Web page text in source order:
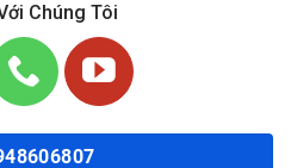
Chúng Tôi